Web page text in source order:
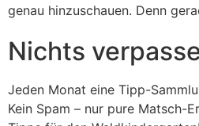
genau hinzuschauen. Denn
Nichts
Jeden Monat eine Tipp-
Kein Spam – nur pure Matsch-